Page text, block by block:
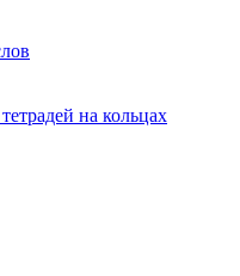
на кольцах